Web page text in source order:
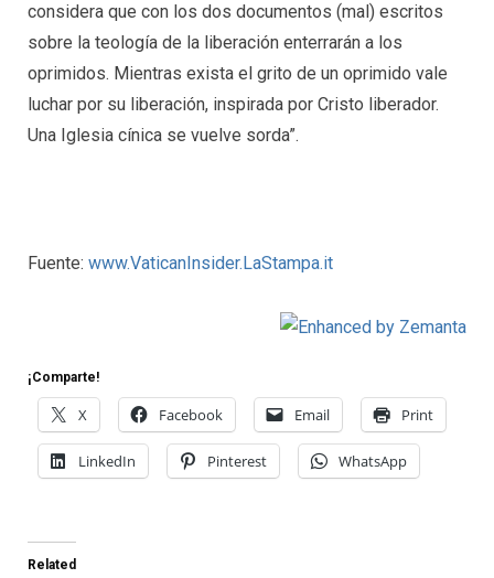
considera que con los dos documentos (mal) escritos
sobre la teología de la liberación enterrarán a los
oprimidos. Mientras exista el grito de un oprimido vale
luchar por su liberación, inspirada por Cristo liberador.
Una Iglesia cínica se vuelve sorda”.
Fuente: www.VaticanInsider.LaStampa.it
¡Comparte!
X Facebook Email Print
LinkedIn Pinterest WhatsApp
Related